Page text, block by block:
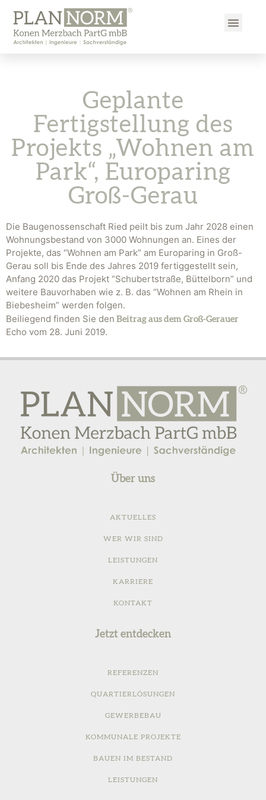
Geplante
Fertigstellung des
Projekts „Wohnen am
Park“, Europaring
Groß-Gerau
Die Baugenossenschaft Ried peilt bis zum Jahr 2028 einen
Wohnungsbestand von 3000 Wohnungen an. Eines der
Projekte, das “Wohnen am Park” am Europaring in Groß-
Gerau soll bis Ende des Jahres 2019 fertiggestellt sein,
Anfang 2020 das Projekt “Schubertstraße, Büttelborn” und
weitere Bauvorhaben wie z. B. das “Wohnen am Rhein in
Biebesheim” werden folgen.
Beiliegend finden Sie den Beitrag aus dem Groß-Gerauer
Echo vom 28. Juni 2019.
Über uns
AKTUELLES
WER WIR SIND
LEISTUNGEN
KARRIERE
KONTAKT
Jetzt entdecken
REFERENZEN
QUARTIERLÖSUNGEN
GEWERBEBAU
KOMMUNALE PROJEKTE
BAUEN IM BESTAND
LEISTUNGEN